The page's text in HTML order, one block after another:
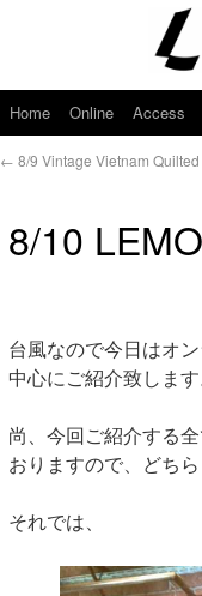
Home Online Access
← 8/9 Vintage Vietnam
8/10
台風なので今日はオ
中心にご紹介致します
尚、今回ご紹介する
おりますので、どち
それでは、